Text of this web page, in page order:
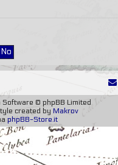
Software © phpBB Limited
created by Makrov
phpBB-Store.it